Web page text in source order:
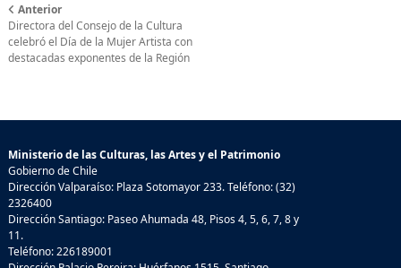
Anterior
Directora del Consejo de la Cultura
celebró el Día de la Mujer Artista con
destacadas exponentes de la Región
Ministerio de las Culturas, las Artes y el Patrimonio
Gobierno de Chile
Dirección Valparaíso: Plaza Sotomayor 233. Teléfono: (32)
2326400
Dirección Santiago: Paseo Ahumada 48, Pisos 4, 5, 6, 7, 8 y
11.
Teléfono: 226189001